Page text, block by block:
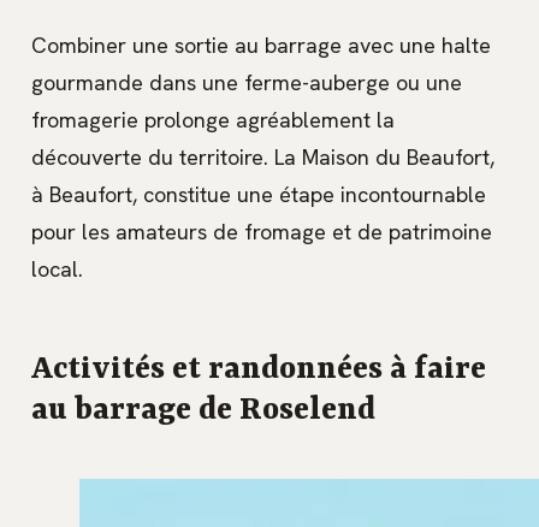
Combiner une sortie au barrage avec une halte
gourmande dans une ferme-auberge ou une
fromagerie prolonge agréablement la
découverte du territoire. La Maison du Beaufort,
à Beaufort, constitue une étape incontournable
pour les amateurs de fromage et de patrimoine
local.
Activités et randonnées à faire
au barrage de Roselend